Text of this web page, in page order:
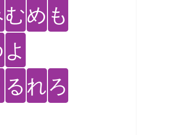
むめ も
よ
るれろ